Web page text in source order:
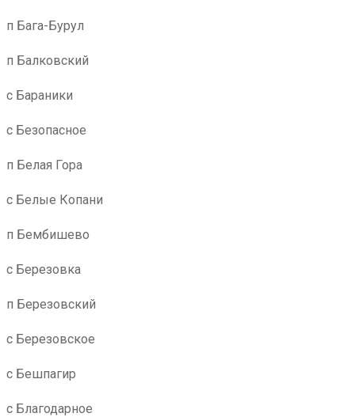
п Бага-Бурул
п Балковский
с Бараники
с Безопасное
п Белая Гора
с Белые Копани
п Бембишево
с Березовка
п Березовский
с Березовское
с Бешпагир
с Благодарное